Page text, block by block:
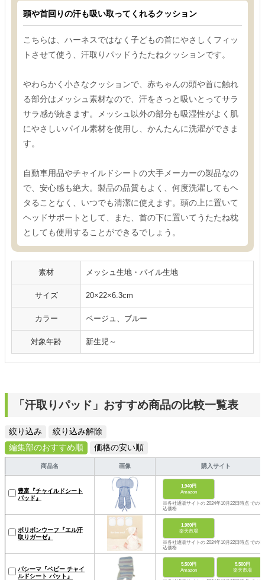
頭や首回りの汗も吸い取ってくれるクッション
こちらは、ハーネスではなく子どもの首にやさしくフィッ
トさせて使う、汗取りパッドうたたねクッションです。
やわらかく小さなクッションで、赤ちゃんの頭や首に触れ
る部分はメッシュ素材なので、汗をさっと吸いとってサラ
サラ感が続きます。メッシュ以外の部分も吸湿性がよく肌
にやさしいパイル素材を使用し、かんたんに洗濯ができま
す。
自動車用品やチャイルドシートの大手メーカーの製品なの
で、安心感も絶大。製品の品質もよく、何度洗濯してもヘ
タることなく、いつでも清潔に使えます。頭の上に置いて
ヘッドサポートとして、また、首の下に置いてうたたね枕
としても使用することができるでしょう。
素材 メッシュ生地・パイル生地
サイズ 20×22×6.3cm
カラー ベージュ、ブルー
対象年齢 新生児～
「汗取りパッド」おすすめ商品の比較一覧表
絞り込み
絞り込み解除
編集部のおすすめ順
価格の安い順
商品名 画像 購入サイト
豊富『チャイルドシート
パッド』
1,940円
Amazon
※各社通販サイトの 2024年10月22日時点 での税
込価格
ボリボンウーフ『エル汗
取りガーゼ』
1,980円
楽天市場
※各社通販サイトの 2024年10月22日時点 での税
込価格
パシーマ『ベビー チャイ
ルドシート パット』
5,500円
Amazon
5,500円
楽天市場